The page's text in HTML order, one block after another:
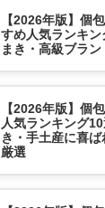
【2026年版】個
すめ人気ランキ
まき・高級ブラ
【2026年版】個
人気ランキング
き・手土産に喜
厳選